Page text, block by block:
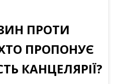
ПРОТИ
ПРОПОНУЄ
КАНЦЕЛЯРІЇ?